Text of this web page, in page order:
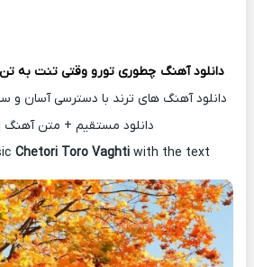
دانلود آهنگ چطوری تورو وقتی تنت به
دانلود آهنگ های ترند با دسترسی آسان و
دانلود مستقیم + متن آهنگ
Chetori Toro Vaghti with the text